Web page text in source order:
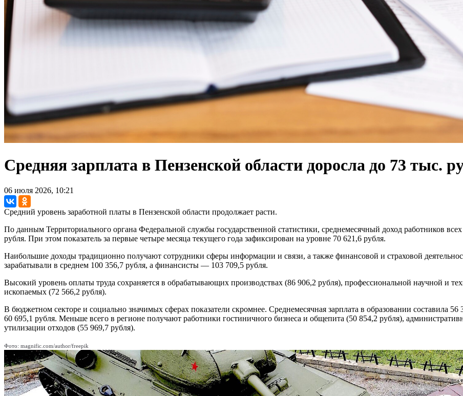
Средняя зарплата в Пензенской области доросла до 73 тыс.
06 июля 2026, 10:21
Средний уровень заработной платы в Пензенской области продолжает расти.
По данным Территориального органа Федеральной службы государственной статистики, среднемесячный доход работников
рубля. При этом показатель за первые четыре месяца текущего года зафиксирован на уровне 70 621,6 рубля.
Наибольшие доходы традиционно получают сотрудники сферы информации и связи, а также финансовой и страховой
зарабатывали в среднем 100 356,7 рубля, а финансисты — 103 709,5 рубля.
Высокий уровень оплаты труда сохраняется в обрабатывающих производствах (86 906,2 рубля), профессиональной научной и
ископаемых (72 566,2 рубля).
В бюджетном секторе и социально значимых сферах показатели скромнее. Среднемесячная зарплата в образовании составила
60 695,1 рубля. Меньше всего в регионе получают работники гостиничного бизнеса и общепита (50 854,2 рубля),
утилизации отходов (55 969,7 рубля).
Фото: magnific.com/author/freepik